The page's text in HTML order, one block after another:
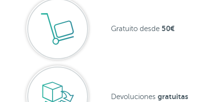
Gratuito desde 50€
Devoluciones gratuitas